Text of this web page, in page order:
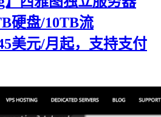
硬盘/10TB流
美元/月起，支持支付